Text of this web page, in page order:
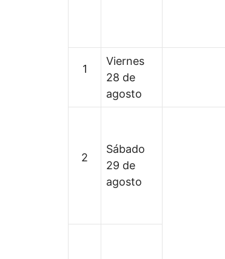
1
Viernes
28 de
agosto
2
Sábado
29 de
agosto